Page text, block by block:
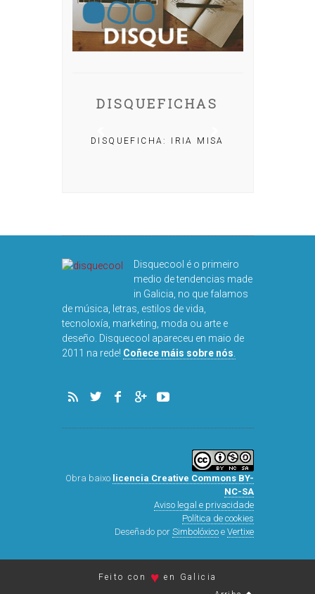
DISQUEFICHAS
DISQUEFICHA: IRIA MISA
Disquecool é o primeiro
medio de tendencias made
in Galicia, no que falamos
de música, letras, estilos de vida,
tecnoloxía, marketing, moda ou arte e
deseño. Disquecool apareceu en maio de
2011 na rede! Coñece máis sobre nós
Obra baixo licencia Creative Commons BY-
NC-SA
Aviso legal e privacidade
Política de cookies
Deseñado por Simbolóxicoe Vertixe
Feito con ♥ en Galicia